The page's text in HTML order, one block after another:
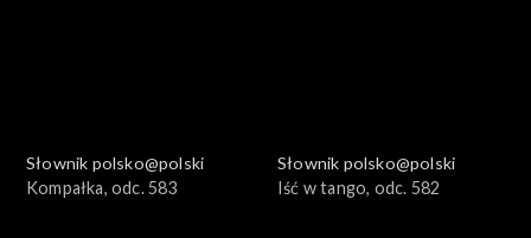
Słownik polsko@polski
Kompałka, odc. 583
Słownik polsko@polski
Iść w tango, odc. 582